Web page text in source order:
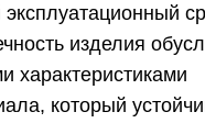
изделия
характеристиками
который